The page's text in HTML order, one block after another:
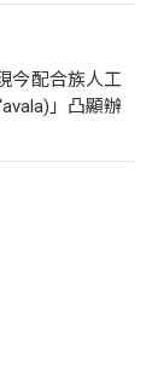
今配合族人工
」凸顯辦